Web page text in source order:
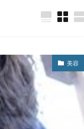
美容